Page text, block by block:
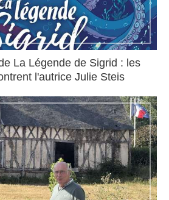
La Légende de Sigrid : les
l'autrice Julie Steis